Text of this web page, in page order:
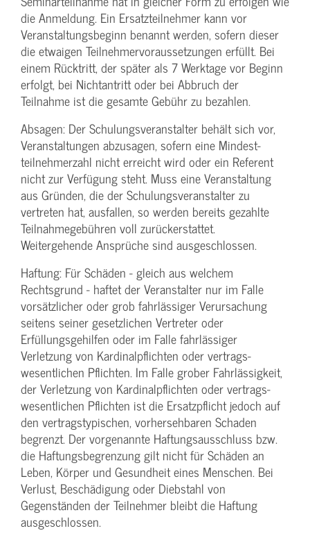
die Anmeldung. Ein Ersatzteilnehmer kann vor
Veranstaltungs­beginn benannt werden, sofern dieser
die etwaigen Teilnehmer­voraussetzungen erfüllt. Bei
einem Rücktritt, der später als 7 Werktage vor Beginn
erfolgt, bei Nichtantritt oder bei Abbruch der
Teilnahme ist die gesamte Gebühr zu bezahlen.
Absagen: Der Schulungs­veranstalter behält sich vor,
Veranstaltungen abzusagen, sofern eine Mindest­
teilnehmerzahl nicht erreicht wird oder ein Referent
nicht zur Verfügung steht. Muss eine Veranstaltung
aus Gründen, die der Schulungs­veranstalter zu
vertreten hat, ausfallen, so werden bereits gezahlte
Teilnahme­gebühren voll zurückerstattet.
Weitergehende Ansprüche sind ausgeschlossen.
Haftung: Für Schäden - gleich aus welchem
Rechtsgrund - haftet der Veranstalter nur im Falle
vorsätzlicher oder grob fahrlässiger Verursachung
seitens seiner gesetzlichen Vertreter oder
Erfüllungsgehilfen oder im Falle fahrlässiger
Verletzung von Kardinalpflichten oder vertrags­
wesentlichen Pflichten. Im Falle grober Fahrlässigkeit,
der Verletzung von Kardinalpflichten oder vertrags­
wesentlichen Pflichten ist die Ersatzpflicht jedoch auf
den vertragstypischen, vorhersehbaren Schaden
begrenzt. Der vorgenannte Haftungs­ausschluss bzw.
die Haftungs­begrenzung gilt nicht für Schäden an
Leben, Körper und Gesundheit eines Menschen. Bei
Verlust, Beschädigung oder Diebstahl von
Gegenständen der Teilnehmer bleibt die Haftung
ausgeschlossen.